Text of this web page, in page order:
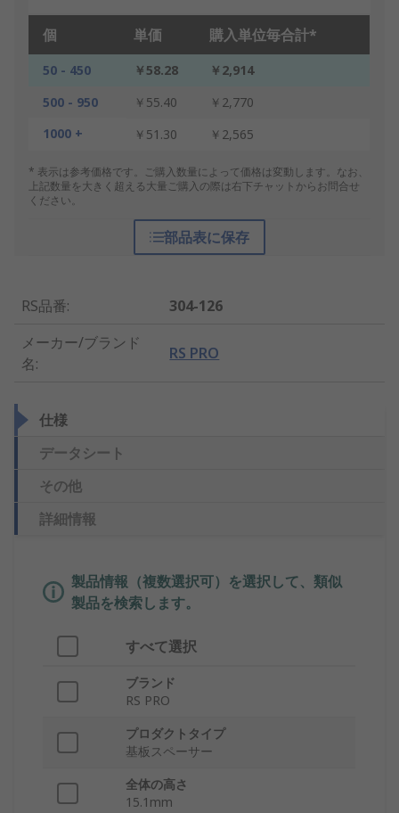
個 単価 購入単位毎合計*
50 - 450 ￥58.28
￥2,914
500 - 950
￥55.40
￥2,770
1000 +
￥51.30 ￥2,565
* 表示は参考価格です。ご購入数量によって価格は変動します。なお、
上記数量を大きく超える大量ご購入の際は右下チャットからお問合せ
ください。
部品表に保存
RS品番:
304-126
メーカー/ブランド
名:
RS PRO
仕様
データシート
その他
詳細情報
製品情報（複数選択可）を選択して、類似
製品を検索します。
すべて選択
ブランド
RS PRO
プロダクトタイプ
基板スペーサー
全体の高さ
15.1mm